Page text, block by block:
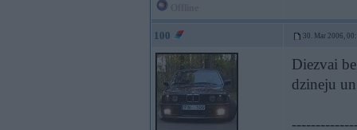
100 30. Mar 2006,
Diezvai
dzineju